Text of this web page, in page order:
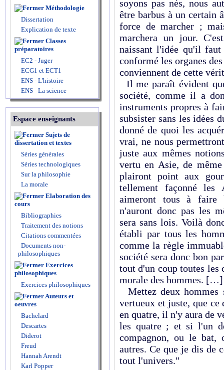
Méthodologie
Dissertation
Explication de texte
Classes
préparatoires
EC2 - Juger
ECG1 et ECT1
ENS - L'histoire
ENS - La science
Espace enseignants
Sujets de
dissertation et textes
Séries générales
Séries technologiques
Sur la philosophie
La morale
Elaboration des
cours
Bibliographies
Traitement des notions
Citations commentées
Documents non-
philosophiques
Exercices
philosophiques
Exercices philosophiques
Auteurs et
oeuvres
Bachelard
Descartes
Diderot
Freud
Hannah Arendt
Karl Popper
soyons pas nés, nous
être barbus à un certain
force de marcher ;
marchera un jour.
naissant l'idée qu'il
conformé les organes
conviennent de cette
Il me paraît évident
société, comme il a
instruments propres à
subsister sans les idées
donné de quoi les
vrai, ne nous
juste aux mêmes
vertu en Asie, de
plairont point aux
tellement façonné les
aimeront tous à faire
n'auront donc pas les
sera sans lois. Voilà
établi par tous les
comme la règle
société sera donc bon
tout d'un coup toutes les
morale des hommes. […]
Mettez deux
vertueux et juste, que
en quatre, il n'y aura de
les quatre ; et si l'un
compagnon, ou le
autres. Ce que je dis de
tout l'univers."